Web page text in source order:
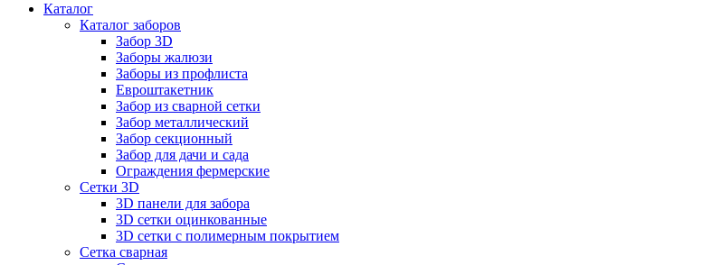
Каталог
Каталог заборов
Забор 3D
Заборы жалюзи
Заборы из профлиста
Евроштакетник
Забор из сварной сетки
Забор металлический
Забор секционный
Забор для дачи и сада
Ограждения фермерские
Сетки 3D
3D панели для забора
3D сетки оцинкованные
3D сетки с полимерным покрытием
Сетка сварная